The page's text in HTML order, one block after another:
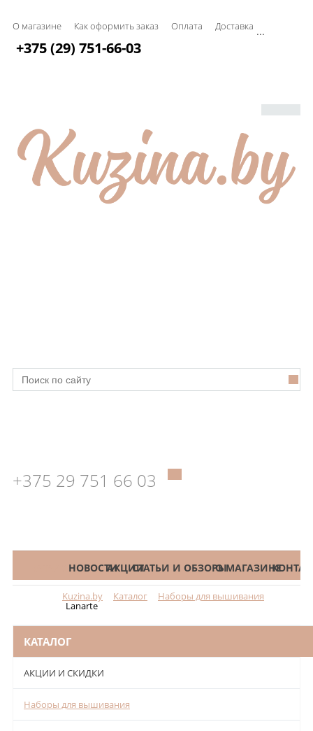
О магазине Как оформить заказ Оплата Доставка ...
+375 (29) 751-66-03
+375 29 751 66 03
КАТАЛОГНОВОСТИАКЦИИСТАТЬИ И ОБЗОРЫО МАГАЗИНЕ
Kuzina.by Каталог Наборы для вышивания
Lanarte
КАТАЛОГ
АКЦИИ И СКИДКИ
Наборы для вышивания